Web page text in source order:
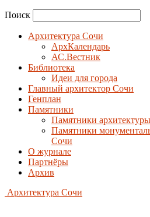
Поиск
Архитектура Сочи
АрхКалендарь
АС.Вестник
Библиотека
Идеи для города
Главный архитектор Сочи
Генплан
Памятники
Памятники
Памятники
Сочи
О журнале
Партнёры
Архив
Архитектура Сочи